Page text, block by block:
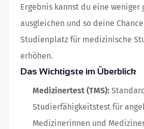
Ergebnis kannst du eine weniger
ausgleichen und so deine
Studienplatz für medizinische
erhöhen.
Das Wichtigste im Überblick
Medizinertest (TMS):
Studierfähigkeitstest für
Medizinerinnen und